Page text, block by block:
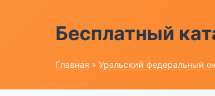
Бесплатный
Главная » Уральский федеральный